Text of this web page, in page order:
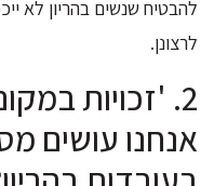
להבטיח שנשים בהריון לא
לרצונן.
2. 'זכויות
אנחנו עושים